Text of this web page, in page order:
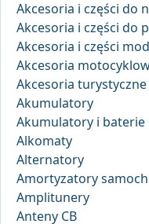
Akcesoria i części do
Akcesoria i części do
Akcesoria i części
Akcesoria
Akcesoria turystyczne
Akumulatory
Akumulatory i
Alkomaty
Alternatory
Amortyzatory
Amplitunery
Anteny CB